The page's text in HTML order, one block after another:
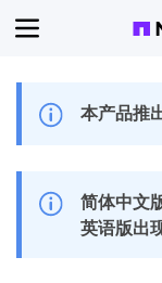
本产品推
简体中文
英语版出